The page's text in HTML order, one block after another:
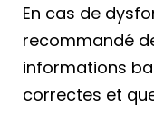
En cas de
recommandé
informations
correctes et